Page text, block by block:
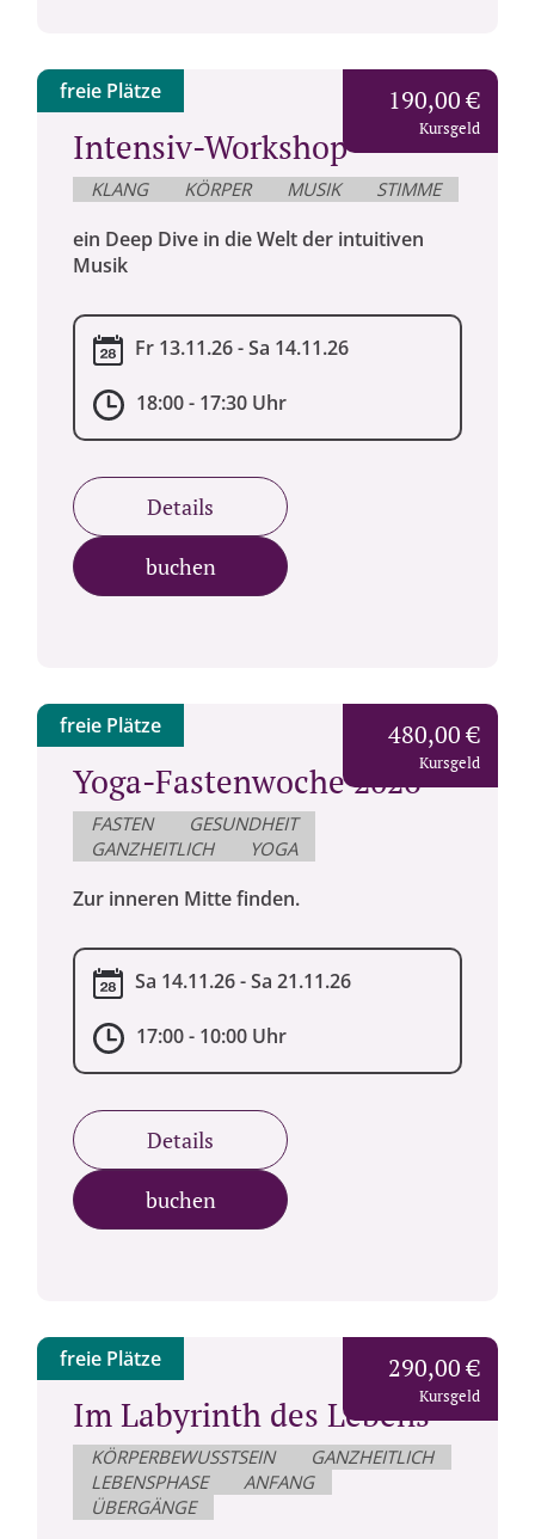
freie Plätze 190,00 €
Kursgeld
Intensiv-Workshop
KLANG KÖRPER MUSIK STIMME
ein Deep Dive in die Welt der intuitiven
Musik
Fr 13.11.26 - Sa 14.11.26
18:00 - 17:30 Uhr
Details
buchen
freie Plätze 480,00 €
Kursgeld
Yoga-Fastenwoche 2026
FASTEN
GESUNDHEIT
GANZHEITLICH
YOGA
Zur inneren Mitte finden.
Sa 14.11.26 - Sa 21.11.26
17:00 - 10:00 Uhr
Details
buchen
freie Plätze 290,00 €
Kursgeld
Im Labyrinth des Lebens -
KÖRPERBEWUSSTSEIN
GANZHEITLICH
LEBENSPHASE
ANFANG
ÜBERGÄNGE